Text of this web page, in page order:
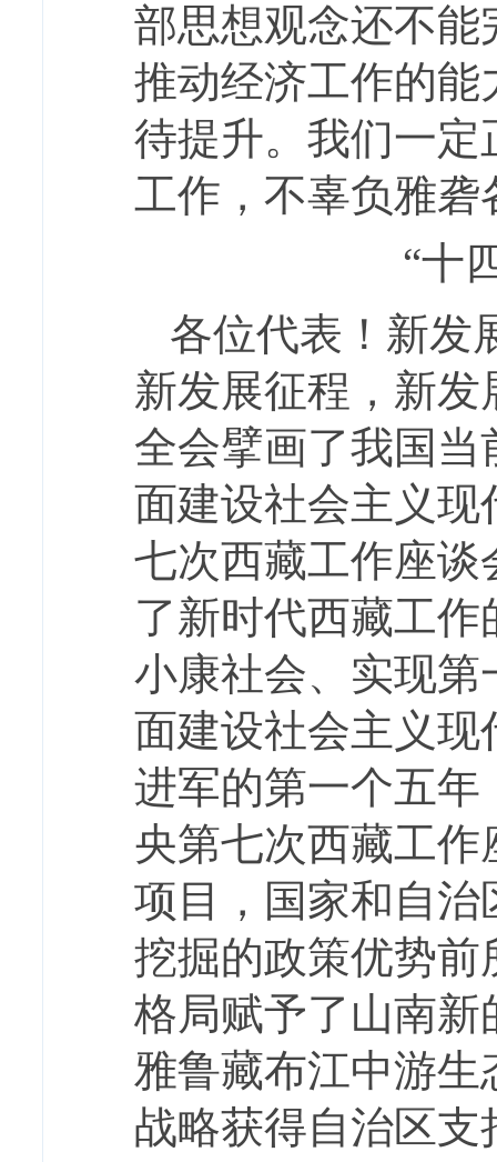
部思想观念还不
推动经济工作的
待提升。我们一
工作，不辜负雅
“十
各位代表！新发
新发展征程，新
全会擘画了我国
面建设社会主义
七次西藏工作座
了新时代西藏工作
小康社会、实现
面建设社会主义
进军的第一个五
央第七次西藏工
项目，国家和自
挖掘的政策优势前
格局赋予了山南
雅鲁藏布江中游生
战略获得自治区